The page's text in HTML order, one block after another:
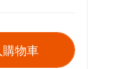
物車